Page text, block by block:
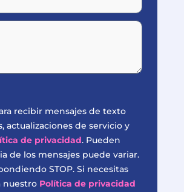
recibir mensajes de texto
actualizaciones de servicio y
de privacidad. Pueden
de los mensajes puede variar.
STOP. Si necesitas
nuestro Política de privacidad